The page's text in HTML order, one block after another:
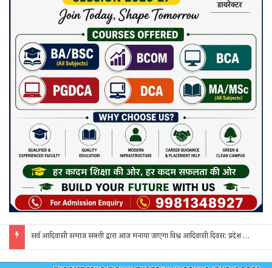
सर्व आदिवासी समाज सक्ती द्वारा आज मनाया जाएगा विश्व आदिवासी दिवस: प्रदेश व जिला स्तर के पदाधिकारी होंगे शामिल